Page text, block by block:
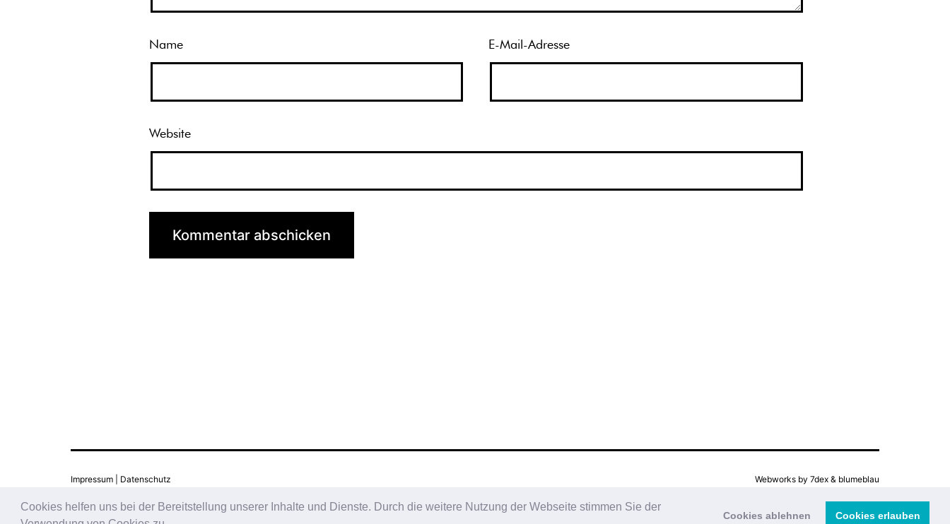
Cookies helfen uns bei der Bereitstellung unserer Inhalte und Dienste. Durch die weitere Nutzung der Webseite stimmen Sie der
Cookies ablehnen Cookies erlauben
Name E-Mail-Adresse
Website
Impressum Datenschutz Webworks by 7dex & blumeblau